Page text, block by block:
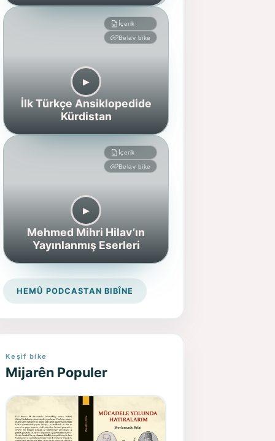
İçerik
Belav bike
▶︎
İlk Türkçe Ansiklopedide
Kürdistan
İçerik
Belav bike
▶︎
Mehmed Mihri Hilav’ın
Yayınlanmış Eserleri
HEMÛ PODCASTAN BIBÎNE
Keşif bike
Mijarên Populer